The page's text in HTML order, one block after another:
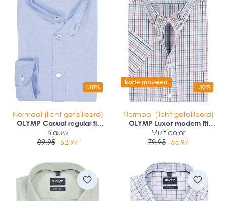
-30%
Normaal (licht getailleerd)
OLYMP Casual regular fit
overhemd
Blauw
89,95 62,97
korte mouwen
-30%
Normaal (licht getailleerd)
OLYMP Luxor modern fit
overhemd
Multicolor
79,95 55,97